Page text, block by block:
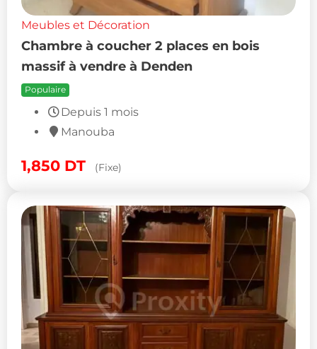
Meubles et Décoration
Chambre à coucher 2 places en bois
massif à vendre à Denden
Populaire
Depuis 1 mois
Manouba
1,850 DT (Fixe)